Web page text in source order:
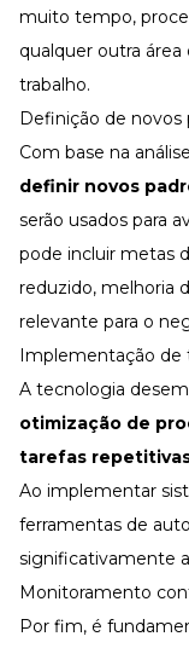
muito tempo,
qualquer outra
trabalho.
Definição de
Com base na
definir novos
serão usados para
pode incluir metas
reduzido, melhoria
relevante para o
Implementação de
A tecnologia
otimização de
tarefas
Ao implementar
ferramentas de
significativamente
Monitoramento
Por fim, é